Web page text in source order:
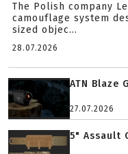
The Polish company
camouflage system
sized objec...
28.07.2026
ATN Blaze
27.07.2026
5" Assault